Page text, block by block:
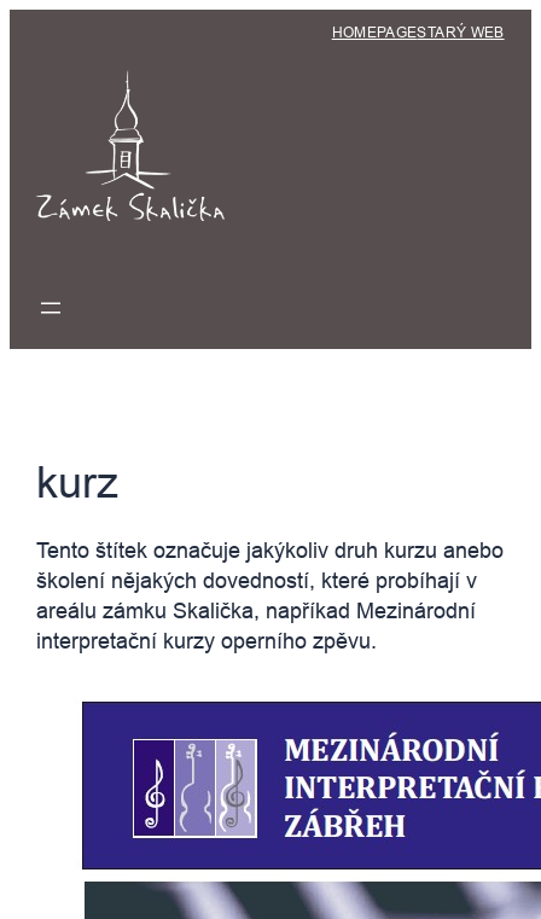
HOMEPAGESTARÝ WEB
kurz
Tento štítek označuje jakýkoliv druh kurzu anebo
školení nějakých dovedností, které probíhají v
areálu zámku Skalička, napříkad Mezinárodní
interpretační kurzy operního zpěvu.